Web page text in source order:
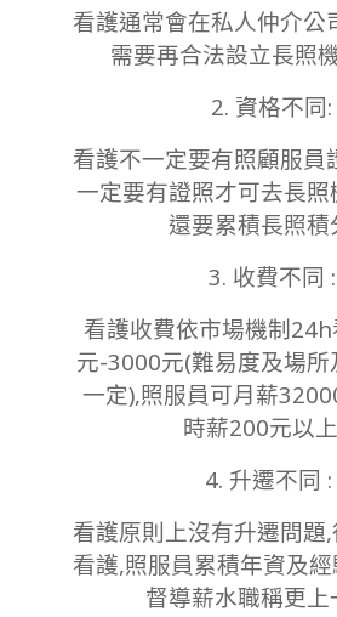
看護通常會在私人仲介公
需要再合法設立長照
2. 資格不同:
看護不一定要有照顧服員
一定要有證照才可去長
還要累積長照積
3. 收費不同 :
看護收費依市場機制
元-3000元(難易度及場所
一定),照服員可月薪
時薪200元以上
4. 升遷不同 :
看護原則上沒有升遷問題
看護,照服員累積年資及
督導薪水職稱更上